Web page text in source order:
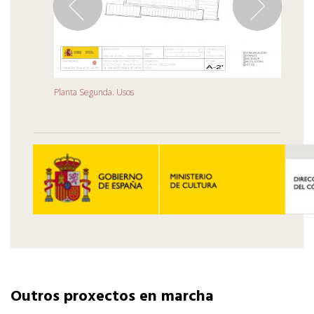
Planta Segunda. Usos
Outros proxectos en marcha